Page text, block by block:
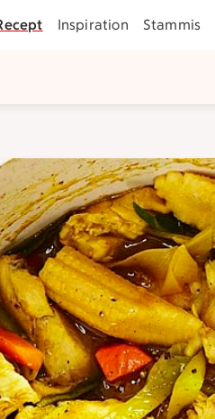
Inspiration Stammis